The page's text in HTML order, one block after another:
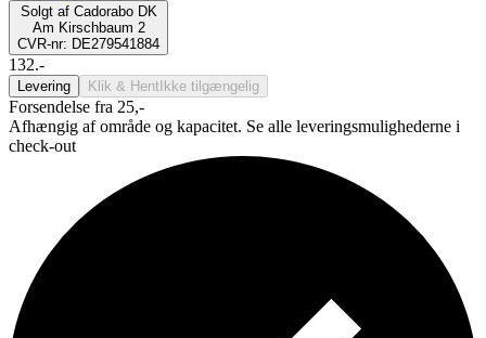
Solgt af Cadorabo DK
Am Kirschbaum 2
CVR-nr: DE279541884
132.-
Levering Klik & Hent Ikke tilgængelig
Forsendelse fra 25,-
Afhængig af område og kapacitet. Se alle leveringsmulighederne i
check-out